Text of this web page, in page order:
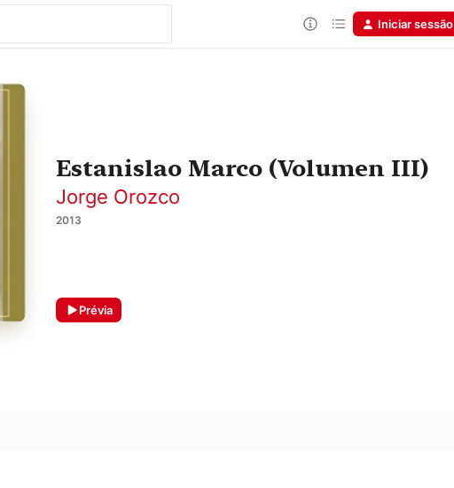
Iniciar sessão
Estanislao Marco (Volumen III)
Jorge Orozco
2013
Prévia